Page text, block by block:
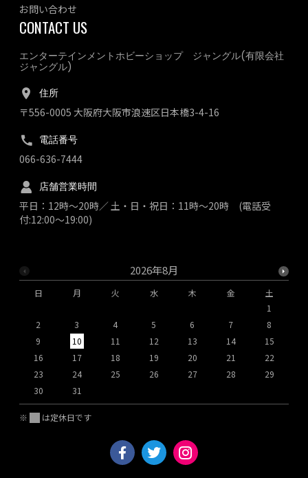
2026年8月
日 月 火 水 木 金
土
1
2
3 4 5 6 7
8
9
10 11 12 13 14
15
16
17 18 19 20 21
22
23
24 25 26 27 28
29
30
31
※ は定休日です
お問い合わせ
CONTACT US
エンターテインメントホビーショップ ジャングル(有限会社
ジャングル)
住所
〒556-0005 大阪府大阪市浪速区日本橋3-4-16
電話番号
066-636-7444
店舗営業時間
平日：12時～20時／ 土・日・祝日：11時～20時 (電話受
付:12:00～19:00)